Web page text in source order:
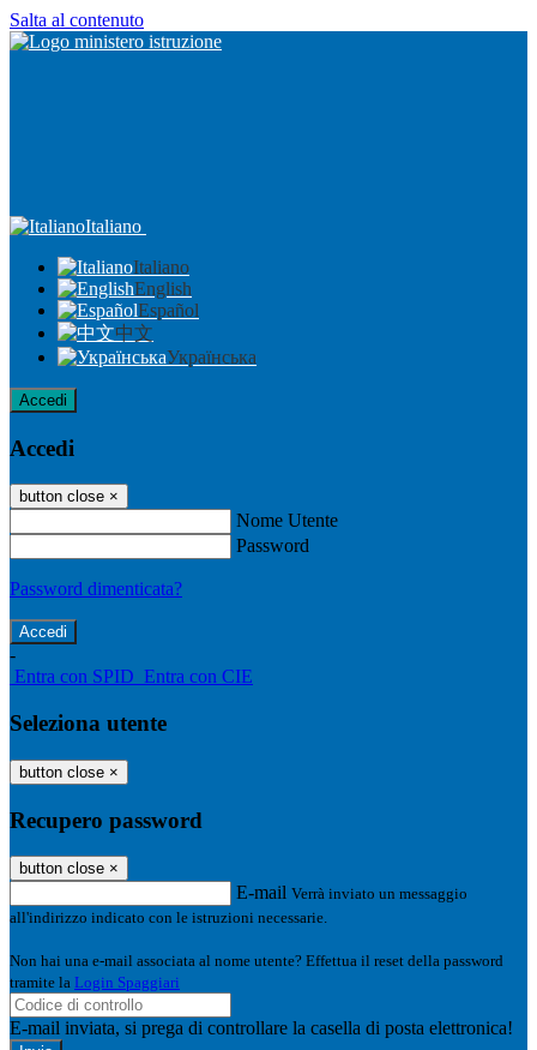
Salta al contenuto
Italiano
Italiano
English
Español
中文
Українська
Accedi
Accedi
button close ×
Nome Utente
Password
Password dimenticata?
-
Entra con SPID Entra con CIE
Seleziona utente
button close ×
Recupero password
button close ×
E-mail Verrà inviato un messaggio
all'indirizzo indicato con le istruzioni necessarie.
Non hai una e-mail associata al nome utente? Effettua il reset della password
tramite la Login Spaggiari
E-mail inviata, si prega di controllare la casella di posta elettronica!